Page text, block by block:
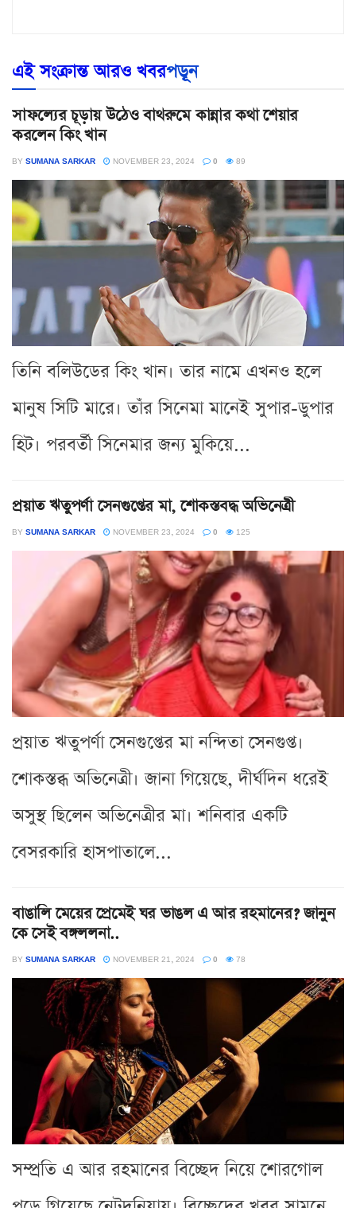
এই সংক্রান্ত আরও খবরপড়ূন
সাফল্যের চূড়ায় উঠেও বাথরুমে কান্নার কথা শেয়ার
করলেন কিং খান
BY SUMANA SARKAR NOVEMBER 23, 2024 0 89
তিনি বলিউডের কিং খান। তার নামে এখনও হলে
মানুষ সিটি মারে। তাঁর সিনেমা মানেই সুপার-ডুপার
হিট। পরবর্তী সিনেমার জন্য মুকিয়ে...
প্রয়াত ঋতুপর্ণা সেনগুপ্তের মা, শোকস্তবদ্ধ অভিনেত্রী
BY SUMANA SARKAR NOVEMBER 23, 2024 0 125
প্রয়াত ঋতুপর্ণা সেনগুপ্তের মা নন্দিতা সেনগুপ্ত।
শোকস্তব্ধ অভিনেত্রী। জানা গিয়েছে, দীর্ঘদিন ধরেই
অসুস্থ ছিলেন অভিনেত্রীর মা। শনিবার একটি
বেসরকারি হাসপাতালে...
বাঙালি মেয়ের প্রেমেই ঘর ভাঙল এ আর রহমানের? জানুন
কে সেই বঙ্গললনা..
BY SUMANA SARKAR NOVEMBER 21, 2024 0 78
সম্প্রতি এ আর রহমানের বিচ্ছেদ নিয়ে শোরগোল